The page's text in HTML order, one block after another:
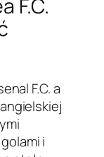
F.C.
F.C. a
i